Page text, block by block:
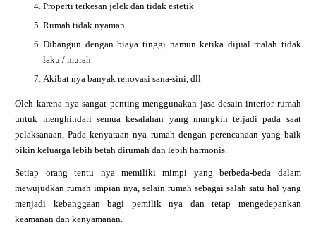
Properti terkesan jelek dan tidak estetik
Rumah tidak nyaman
Dibangun dengan biaya tinggi namun ketika dijual malah tidak
laku / murah
Akibat nya banyak renovasi sana-sini, dll
Oleh karena nya sangat penting menggunakan jasa desain interior rumah
untuk menghindari semua kesalahan yang mungkin terjadi pada saat
pelaksanaan, Pada kenyataan nya rumah dengan perencanaan yang baik
bikin keluarga lebih betah dirumah dan lebih harmonis.
Setiap orang tentu nya memiliki mimpi yang berbeda-beda dalam
mewujudkan rumah impian nya, selain rumah sebagai salah satu hal yang
menjadi kebanggaan bagi pemilik nya dan tetap mengedepankan
keamanan dan kenyamanan.